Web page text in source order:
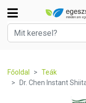
Főoldal
Teák
Dr. Chen Instant